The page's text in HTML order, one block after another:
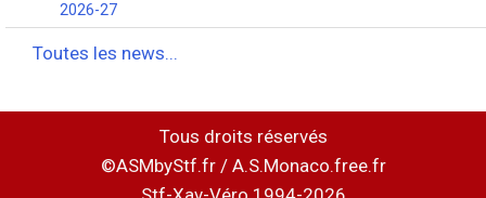
2026-27
Toutes les news...
Tous droits réservés
©ASMbyStf.fr / A.S.Monaco.free.fr